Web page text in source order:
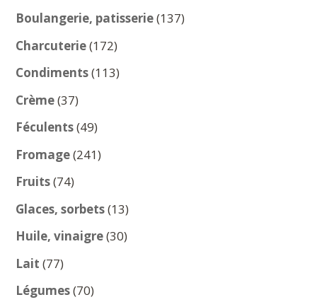
produits
Boulangerie, patisserie 137137
Charcuterie 172172
produits
Condiments 113113
Crème 3737
produits
Féculents 4949
produits
Fromage 241241
Fruits 7474
produits
Glaces, sorbets 1313
produits
Huile, vinaigre 3030
Lait 7777
produits
Légumes 7070